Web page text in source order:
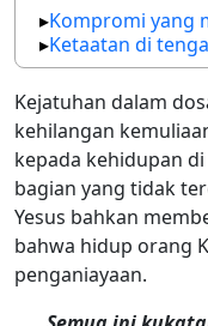
Kompromi yang
Ketaatan di
Kejatuhan dalam
kehilangan
kepada kehidupan
bagian yang tidak
Yesus bahkan
bahwa hidup orang
penganiayaan.